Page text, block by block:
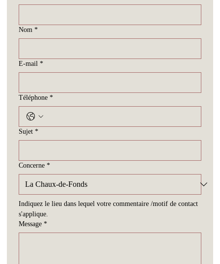
Nom *
E-mail *
Téléphone *
Sujet *
Concerne *
Indiquez le lieu dans lequel votre commentaire /motif de contact
s'applique.
Message *